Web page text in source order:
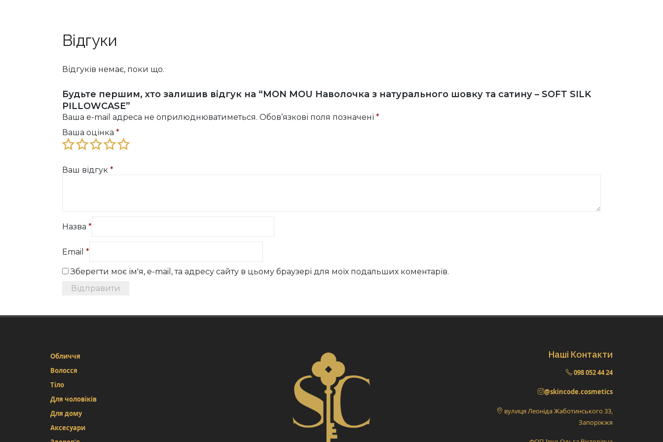
Відгуки
Відгуків немає, поки що.
Будьте першим, хто залишив відгук на “MON MOU Наволочка з натурального шовку та сатину – SOFT SILK
PILLOWCASE”
Ваша e-mail адреса не оприлюднюватиметься. Обов’язкові поля позначені *
Ваша оцінка *
Ваш відгук *
Назва *
Email *
Зберегти моє ім'я, e-mail, та адресу сайту в цьому браузері для моїх подальших коментарів.
Обличчя
Волосся
Тіло
Для чоловіків
Для дому
Аксесуари
Наші Контакти
098 052 44 24
@skincode.cosmetics
вулиця Леоніда Жаботинського 33,
Запоріжжя